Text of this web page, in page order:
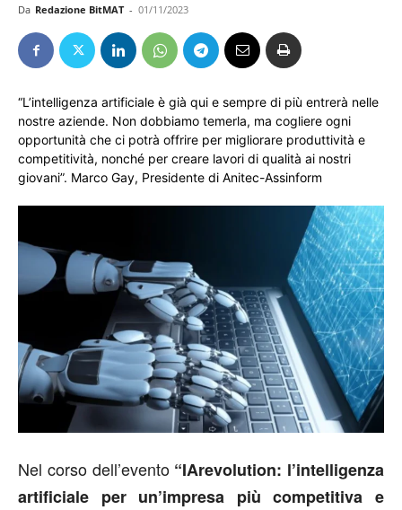
Da Redazione BitMAT - 01/11/2023
“L’intelligenza artificiale è già qui e sempre di più entrerà nelle
nostre aziende. Non dobbiamo temerla, ma cogliere ogni
opportunità che ci potrà offrire per migliorare produttività e
competitività, nonché per creare lavori di qualità ai nostri
giovani”. Marco Gay, Presidente di Anitec-Assinform
Nel corso dell’evento “IArevolution: l’intelligenza
artificiale per un’impresa più competitiva e